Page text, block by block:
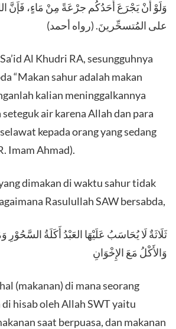
وَلَوْ أَنْ يَجْرَعَ أَحَدُكُم جرْعَةً مِنْ مَاءٍ، فَإَنَّ
على المُتسحِّرينَ. (رواه أحمد)
Al Khudri RA, sesungguhnya
“Makan sahur adalah makan
kalian meninggalkannya
air karena Allah dan para
kepada orang yang sedang
Imam Ahmad).
dimakan di waktu sahur tidak
Rasulullah SAW bersabda,
ثَلَاثَةٌ لَا يُحَاسَبُ عَلَيْهَا العَبْدُ أَكَلَةُ السَّحُوْرِ
وَالأَكْلُ مَعَ الإِخْوَانِ
(makanan) di mana seorang
hisab oleh Allah SWT yaitu
saat berpuasa, dan makanan